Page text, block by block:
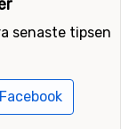
senaste tipsen